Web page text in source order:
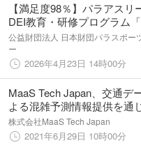
【満足度98％】パラアスリ
DEI教育・研修プログラム
が10周年 子どもから大人
加、意識・態度変容を裏付
公益財団法人 日本財団パラスポー
ー
2026年4月23日 14時00分
MaaS Tech Japan、交通デ
よる混雑予測情報提供を通
の検証結果を公表
株式会社MaaS Tech Japan
2021年6月29日 10時00分